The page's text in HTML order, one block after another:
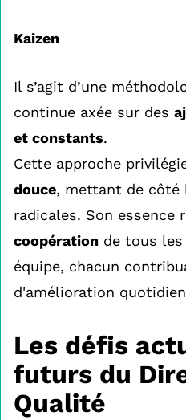
Kaizen
Il s’agit d’une
continue axée sur des
et constants.
Cette approche
douce, mettant de côté
radicales. Son essence
coopération de tous
équipe, chacun
d'amélioration
Les défis
futurs du
Qualité